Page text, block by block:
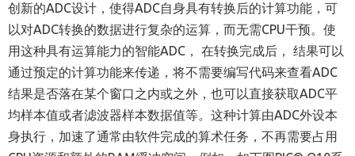
创新的ADC设计，使得ADC自身具有转换后的计算功能，可
以对ADC转换的数据进行复杂的运算，而无需CPU干预。使
用这种具有运算能力的智能ADC， 在转换完成后， 结果可以
通过预定的计算功能来传递，将不需要编写代码来查看ADC
结果是否落在某个窗口之内或之外，也可以直接获取ADC平
均样本值或者滤波器样本数据值等。这种计算由ADC外设本
身执行，加速了通常由软件完成的算术任务，不再需要占用